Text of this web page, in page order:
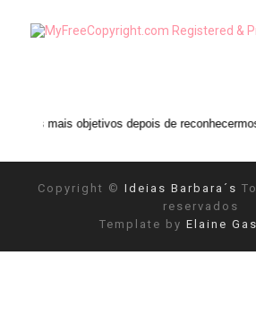
depois de reconhecermos a nossa
Copyright © Ideias Barbara´s
reservados
Template by Elaine